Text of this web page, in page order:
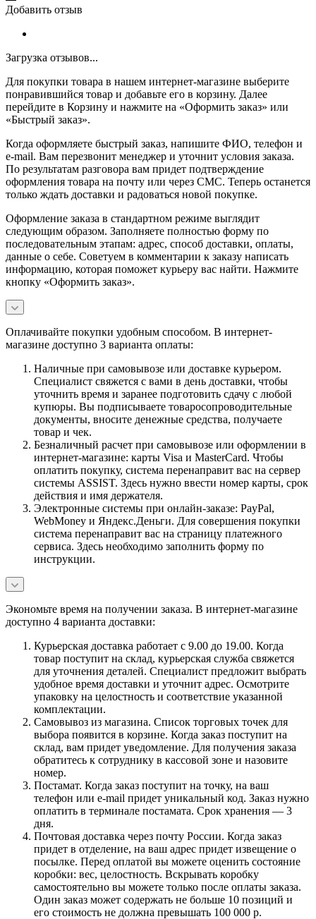
Добавить отзыв
Загрузка отзывов...
Для покупки товара в нашем интернет-магазине выберите
понравившийся товар и добавьте его в корзину. Далее
перейдите в Корзину и нажмите на «Оформить заказ» или
«Быстрый заказ».
Когда оформляете быстрый заказ, напишите ФИО, телефон и
e-mail. Вам перезвонит менеджер и уточнит условия заказа.
По результатам разговора вам придет подтверждение
оформления товара на почту или через СМС. Теперь останется
только ждать доставки и радоваться новой покупке.
Оформление заказа в стандартном режиме выглядит
следующим образом. Заполняете полностью форму по
последовательным этапам: адрес, способ доставки, оплаты,
данные о себе. Советуем в комментарии к заказу написать
информацию, которая поможет курьеру вас найти. Нажмите
кнопку «Оформить заказ».
Оплачивайте покупки удобным способом. В интернет-
магазине доступно 3 варианта оплаты:
Наличные при самовывозе или доставке курьером.
Специалист свяжется с вами в день доставки, чтобы
уточнить время и заранее подготовить сдачу с любой
купюры. Вы подписываете товаросопроводительные
документы, вносите денежные средства, получаете
товар и чек.
Безналичный расчет при самовывозе или оформлении в
интернет-магазине: карты Visa и MasterCard. Чтобы
оплатить покупку, система перенаправит вас на сервер
системы ASSIST. Здесь нужно ввести номер карты, срок
действия и имя держателя.
Электронные системы при онлайн-заказе: PayPal,
WebMoney и Яндекс.Деньги. Для совершения покупки
система перенаправит вас на страницу платежного
сервиса. Здесь необходимо заполнить форму по
инструкции.
Экономьте время на получении заказа. В интернет-магазине
доступно 4 варианта доставки:
Курьерская доставка работает с 9.00 до 19.00. Когда
товар поступит на склад, курьерская служба свяжется
для уточнения деталей. Специалист предложит выбрать
удобное время доставки и уточнит адрес. Осмотрите
упаковку на целостность и соответствие указанной
комплектации.
Самовывоз из магазина. Список торговых точек для
выбора появится в корзине. Когда заказ поступит на
склад, вам придет уведомление. Для получения заказа
обратитесь к сотруднику в кассовой зоне и назовите
номер.
Постамат. Когда заказ поступит на точку, на ваш
телефон или e-mail придет уникальный код. Заказ нужно
оплатить в терминале постамата. Срок хранения — 3
дня.
Почтовая доставка через почту России. Когда заказ
придет в отделение, на ваш адрес придет извещение о
посылке. Перед оплатой вы можете оценить состояние
коробки: вес, целостность. Вскрывать коробку
самостоятельно вы можете только после оплаты заказа.
Один заказ может содержать не больше 10 позиций и
его стоимость не должна превышать 100 000 р.